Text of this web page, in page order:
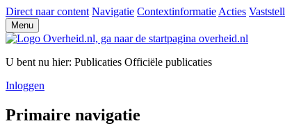
Direct naar content Navigatie Contextinformatie Acties
Menu
U bent nu hier: Publicaties Officiële publicaties
Inloggen
Primaire navigatie